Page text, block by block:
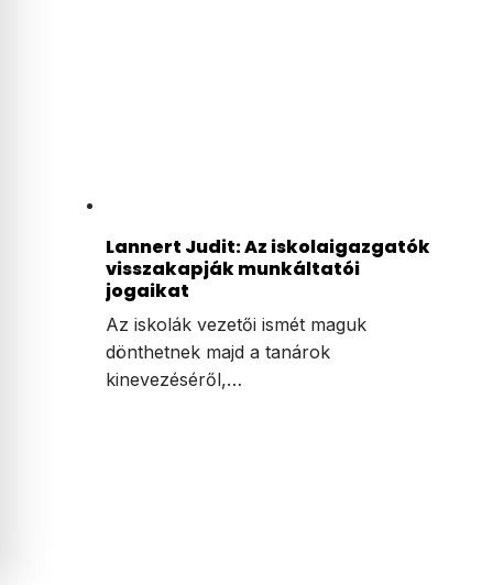
Lannert Judit: Az iskolaigazgatók
visszakapják munkáltatói
jogaikat
Az iskolák vezetői ismét maguk
dönthetnek majd a tanárok
kinevezéséről,…